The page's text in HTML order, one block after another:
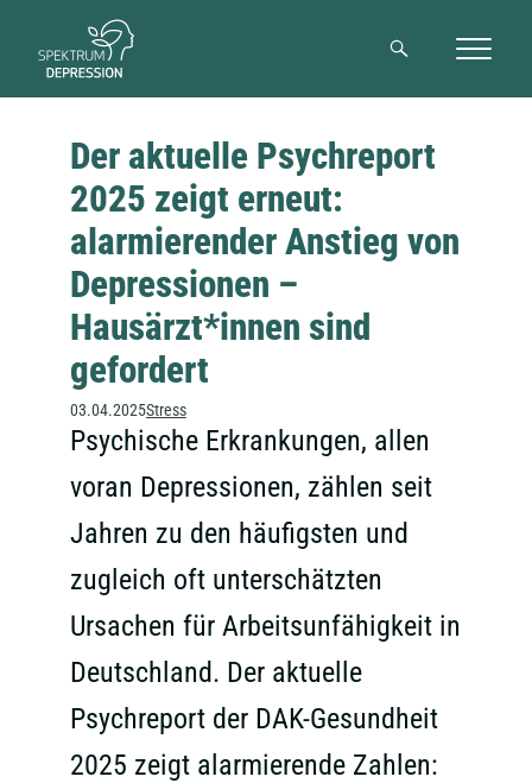
Der aktuelle Psychreport
2025 zeigt erneut:
alarmierender Anstieg von
Depressionen –
Hausärzt*innen sind
gefordert
03.04.2025Stress
Psychische Erkrankungen, allen
voran Depressionen, zählen seit
Jahren zu den häufigsten und
zugleich oft unterschätzten
Ursachen für Arbeitsunfähigkeit in
Deutschland. Der aktuelle
Psychreport der DAK-Gesundheit
2025 zeigt alarmierende Zahlen: